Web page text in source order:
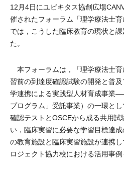
12月4日にユビキタス協創広場
催されたフォーラム「理学療法士育
では，こうした臨床教育の現状と
た。
本フォーラムは，「理学療法士
習前の到達度確認試験の開発と普
学連携による実践型人材育成事業
プログラム」受託事業）の一環と
確認テストとOSCEから成る共用
い，臨床実習に必要な学習目標達
の教育施設と臨床実習施設が連携
ロジェクト協力校における活用事例